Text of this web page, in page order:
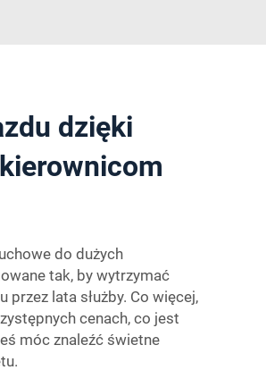
dzięki
do dużych
tak, by wytrzymać
przez lata służby. Co więcej,
cenach, co jest
móc znaleźć świetne